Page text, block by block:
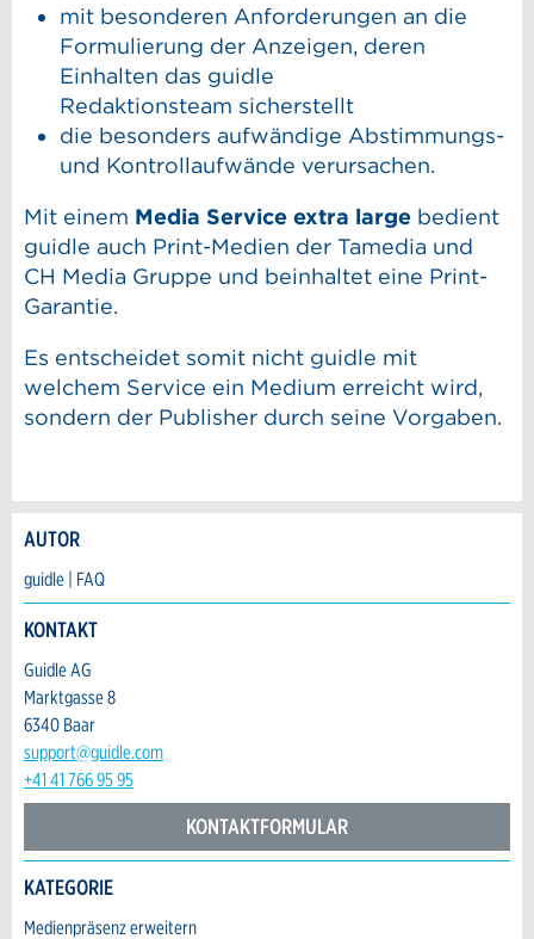
mit besonderen Anforderungen an die
Formulierung der Anzeigen, deren
Einhalten das guidle
Redaktionsteam sicherstellt
die besonders aufwändige Abstimmungs-
und Kontrollaufwände verursachen.
Mit einem Media Service extra large bedient
guidle auch Print-Medien der Tamedia und
CH Media Gruppe und beinhaltet eine Print-
Garantie.
Es entscheidet somit nicht guidle mit
welchem Service ein Medium erreicht wird,
sondern der Publisher durch seine Vorgaben.
Anzeige beanstanden
Ihr Feedback wird sehr geschätzt!
Allgemeines Feedback
Anzeige nicht mehr gültig
Anzeige unvollständig
Anzeige weiterempfehlen
Empfehlen Sie diese Anzeige an Freunde
weiter.
AUTOR
guidle | FAQ
KONTAKT
Guidle AG
Marktgasse 8
6340 Baar
support@guidle.com
+41 41 766 95 95
KONTAKTFORMULAR
Kontakt
KATEGORIE
Medienpräsenz erweitern